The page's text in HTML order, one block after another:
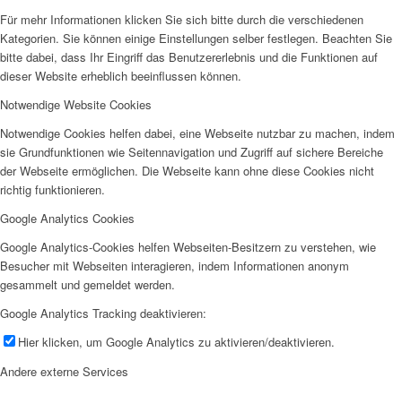
Für mehr Informationen klicken Sie sich bitte durch die verschiedenen
Kategorien. Sie können einige Einstellungen selber festlegen. Beachten Sie
bitte dabei, dass Ihr Eingriff das Benutzererlebnis und die Funktionen auf
dieser Website erheblich beeinflussen können.
Notwendige Website Cookies
Notwendige Cookies helfen dabei, eine Webseite nutzbar zu machen, indem
sie Grundfunktionen wie Seitennavigation und Zugriff auf sichere Bereiche
der Webseite ermöglichen. Die Webseite kann ohne diese Cookies nicht
richtig funktionieren.
Google Analytics Cookies
Google Analytics-Cookies helfen Webseiten-Besitzern zu verstehen, wie
Besucher mit Webseiten interagieren, indem Informationen anonym
gesammelt und gemeldet werden.
Google Analytics Tracking deaktivieren:
Hier klicken, um Google Analytics zu aktivieren/deaktivieren.
Andere externe Services